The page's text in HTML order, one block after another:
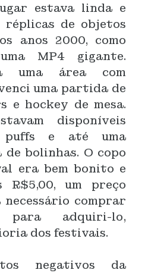
estava linda e
réplicas de objetos
anos 2000, como
MP4 gigante.
uma área com
uma partida de
e hockey de mesa.
disponíveis
puffs e até uma
de bolinhas. O copo
era bem bonito e
R$5,00, um preço
comprar
adquiri-lo,
dos festivais.
negativos da